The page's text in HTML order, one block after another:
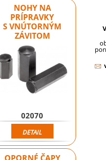
NOHY NA
PRÍPRAVKY
S VNÚTORNÝM
ZÁVITOM
02070
DETAIL